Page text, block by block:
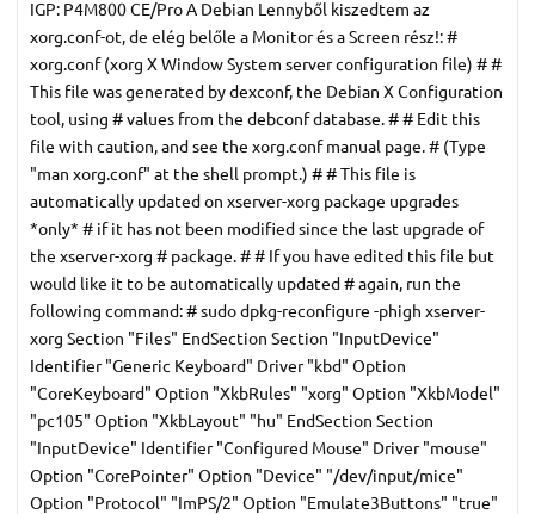
IGP: P4M800 CE/Pro A Debian Lennyből kiszedtem az
xorg.conf-ot, de elég belőle a Monitor és a Screen rész!: #
xorg.conf (xorg X Window System server configuration file) # #
This file was generated by dexconf, the Debian X Configuration
tool, using # values from the debconf database. # # Edit this
file with caution, and see the xorg.conf manual page. # (Type
"man xorg.conf" at the shell prompt.) # # This file is
automatically updated on xserver-xorg package upgrades
*only* # if it has not been modified since the last upgrade of
the xserver-xorg # package. # # If you have edited this file but
would like it to be automatically updated # again, run the
following command: # sudo dpkg-reconfigure -phigh xserver-
xorg Section "Files" EndSection Section "InputDevice"
Identifier "Generic Keyboard" Driver "kbd" Option
"CoreKeyboard" Option "XkbRules" "xorg" Option "XkbModel"
"pc105" Option "XkbLayout" "hu" EndSection Section
"InputDevice" Identifier "Configured Mouse" Driver "mouse"
Option "CorePointer" Option "Device" "/dev/input/mice"
Option "Protocol" "ImPS/2" Option "Emulate3Buttons" "true"